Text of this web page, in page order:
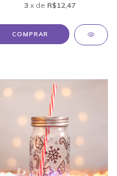
3 x de R$12,47